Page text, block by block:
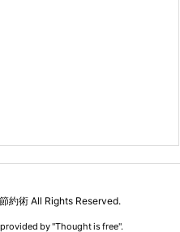
約術 All Rights Reserved.
by "Thought is free".